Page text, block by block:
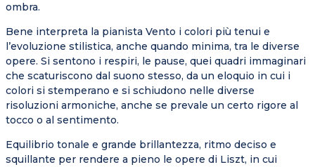
ombra.
Bene interpreta la pianista Vento i colori più tenui e
l’evoluzione stilistica, anche quando minima, tra le diverse
opere. Si sentono i respiri, le pause, quei quadri immaginari
che scaturiscono dal suono stesso, da un eloquio in cui i
colori si stemperano e si schiudono nelle diverse
risoluzioni armoniche, anche se prevale un certo rigore al
tocco o al sentimento.
Equilibrio tonale e grande brillantezza, ritmo deciso e
squillante per rendere a pieno le opere di Liszt, in cui